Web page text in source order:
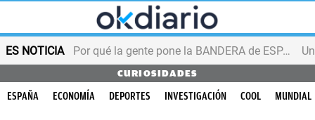
ES NOTICIA Por qué la gente pone la BANDERA de ESPAÑA en el balcón
CURIOSIDADES
ESPAÑA ECONOMÍA DEPORTES INVESTIGACIÓN COOL MUNDIAL